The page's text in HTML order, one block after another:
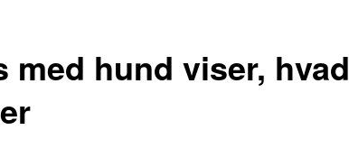
med hund viser, hvad